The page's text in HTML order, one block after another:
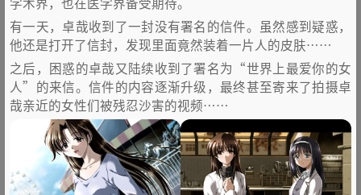
有一天，卓哉收到了一封没有署名的信件。虽然感到疑惑，
他还是打开了信封，发现里面竟然装着一片人的皮肤……
之后，困惑的卓哉又陆续收到了署名为“世界上最爱你的女
人”的来信。信件的内容逐渐升级，最终甚至寄来了拍摄卓
哉亲近的女性们被残忍沙害的视频……